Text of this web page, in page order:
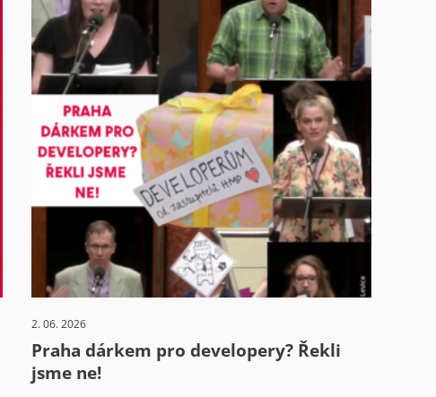
2. 06. 2026
Praha dárkem pro developery? Řekli
jsme ne!